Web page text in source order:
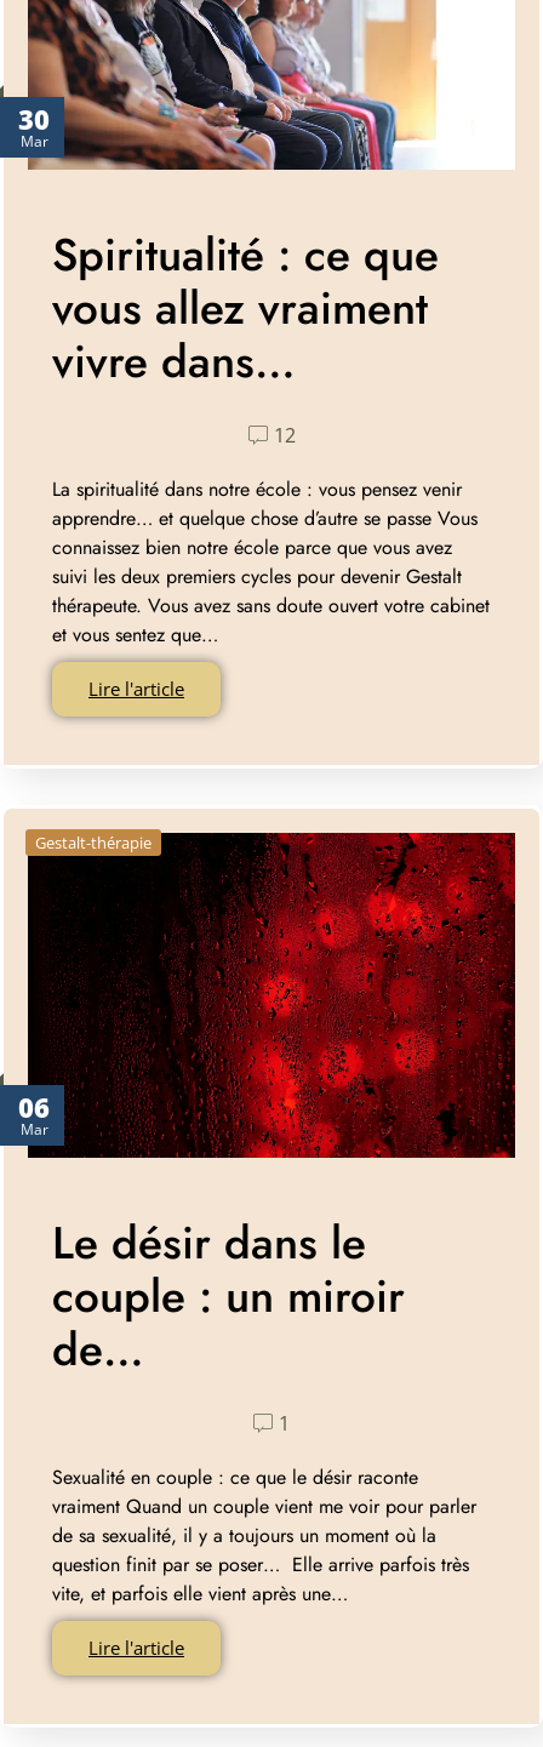
30
Mar
Spiritualité : ce que
vous allez vraiment
vivre dans…
12
La spiritualité dans notre école : vous pensez venir
apprendre… et quelque chose d’autre se passe Vous
connaissez bien notre école parce que vous avez
suivi les deux premiers cycles pour devenir Gestalt
thérapeute. Vous avez sans doute ouvert votre cabinet
et vous sentez que…
Lire l'article
06
Mar
Gestalt-thérapie
Le désir dans le
couple : un miroir
de…
1
Sexualité en couple : ce que le désir raconte
vraiment Quand un couple vient me voir pour parler
de sa sexualité, il y a toujours un moment où la
question finit par se poser… Elle arrive parfois très
vite, et parfois elle vient après une…
Lire l'article